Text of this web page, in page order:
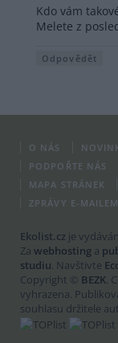
Kdo vám
Melete z
Odpovědět
O NÁS
PODPOŘTE NÁS
MAPA STRÁNEK
ZPRÁVY E-MAILEM
Ekolist.cz je
Za webhosting a
studiu. Navštivte
Copyright © BEZK.
vyhrazena.
souhlasu držitele